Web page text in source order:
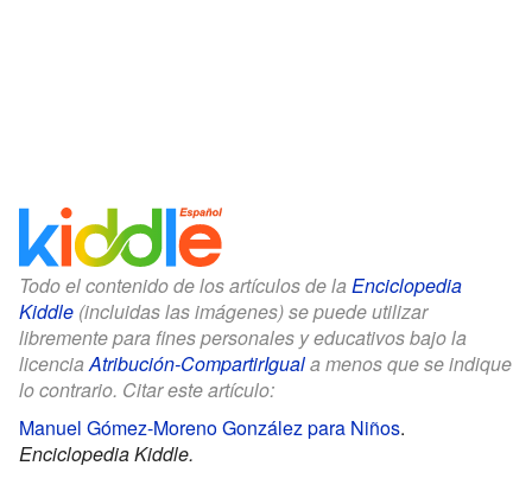
Todo el contenido de los artículos de la Enciclopedia
Kiddle (incluidas las imágenes) se puede utilizar
libremente para fines personales y educativos bajo la
licenciaAtribución-CompartirIguala menos que se indique
lo contrario. Citar este artículo:
Manuel Gómez-Moreno González para Niños.
Enciclopedia Kiddle.